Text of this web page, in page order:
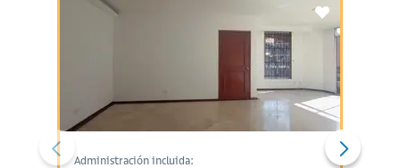
Administración incluida: